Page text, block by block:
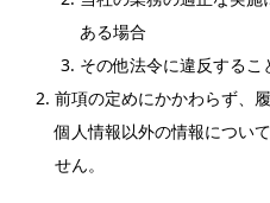
ある場合
その他法令に違反するこ
前項の定めにかかわらず、
個人情報以外の情報につい
せん。